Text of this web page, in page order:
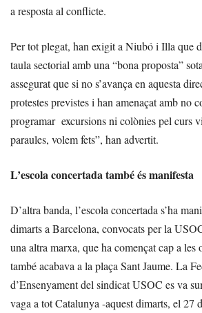
a resposta al conflicte.
Per tot plegat, han exigit a Niubó i Illa que
taula sectorial amb una “bona proposta”
assegurat que si no s’avança en aquesta
protestes previstes i han amenaçat amb no
programar excursions ni colònies pel curs
paraules, volem fets”, han advertit.
L’escola concertada també és manifesta
D’altra banda, l’escola concertada s’ha
dimarts a Barcelona, convocats per la
una altra marxa, que ha començat cap a les
també acabava a la plaça Sant Jaume. La
d’Ensenyament del sindicat USOC es va
vaga a tot Catalunya -aquest dimarts, el 27